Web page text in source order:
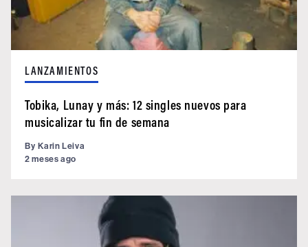
LANZAMIENTOS
Tobika, Lunay y más: 12 singles nuevos para
musicalizar tu fin de semana
By Karin Leiva
2 meses ago